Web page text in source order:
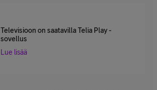
Televisioon on saatavilla Telia Play -
sovellus
Lue lisää